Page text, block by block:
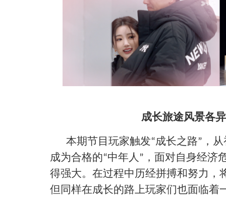
成长旅途风景各异
本期节目玩家触发“成长之路” ，
成为合格的“中年人” ，面对自身经济
得强大。在过程中历经拼搏和努力，
但同样在成长的路上玩家们也面临着